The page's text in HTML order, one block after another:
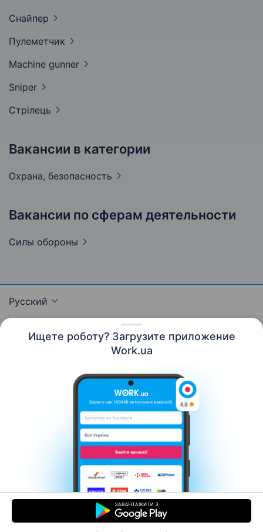
Ищете роботу? Загрузите приложение
Work.ua
Снайпер
Пулеметчик
Machine gunner
Sniper
Стрілець
Вакансии в категории
Охрана, безопасность
Вакансии по сферам деятельности
Силы обороны
Русский
Контакты О нас
Карьера
Новости Work.ua
Помощь
Условия использования
Работодателю
© 2006–2026 Work.ua. Сервис поиска работы №1 в